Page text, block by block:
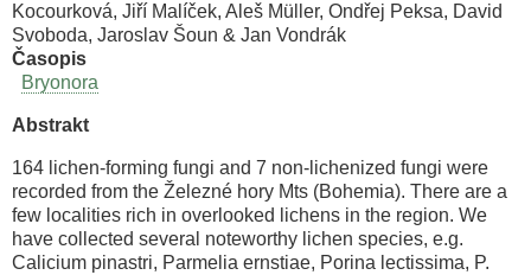
Kocourková, Jiří Malíček, Aleš Müller, Ondřej Peksa, David
Svoboda, Jaroslav Šoun & Jan Vondrák
Časopis
Bryonora
Abstrakt
164 lichen-forming fungi and 7 non-lichenized fungi were
recorded from the Železné hory Mts (Bohemia). There are a
few localities rich in overlooked lichens in the region. We
have collected several noteworthy lichen species, e.g.
Calicium pinastri, Parmelia ernstiae, Porina lectissima, P.